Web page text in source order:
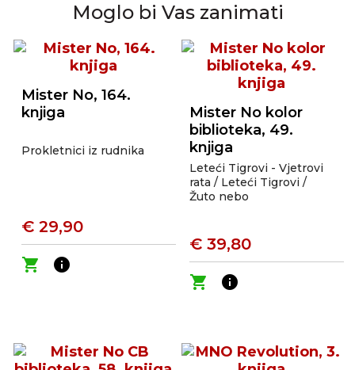
Moglo bi Vas zanimati
Mister No, 164.
knjiga
Prokletnici iz rudnika
€ 29,90
shopping_cart
info
Mister No kolor
biblioteka, 49.
knjiga
Leteći Tigrovi - Vjetrovi
rata / Leteći Tigrovi /
Žuto nebo
€ 39,80
shopping_cart
info